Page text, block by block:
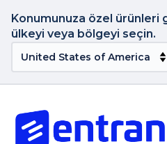
Konumunuza özel ürünleri
ülkeyi veya bölgeyi seçin.